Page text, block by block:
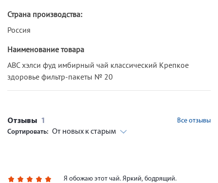
Страна производства:
Россия
Наименование товара
АВС хэлси фуд имбирный чай классический Крепкое
здоровье фильтр-пакеты № 20
Отзывы 1
Все отзывы
Сортировать: От новых к старым
Я обожаю этот чай. Яркий, бодрящий.